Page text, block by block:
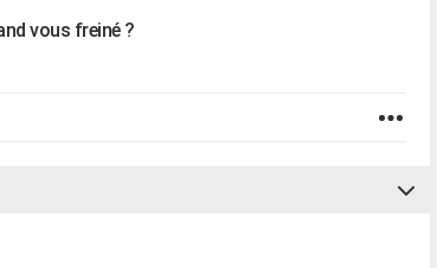
vous freiné ?